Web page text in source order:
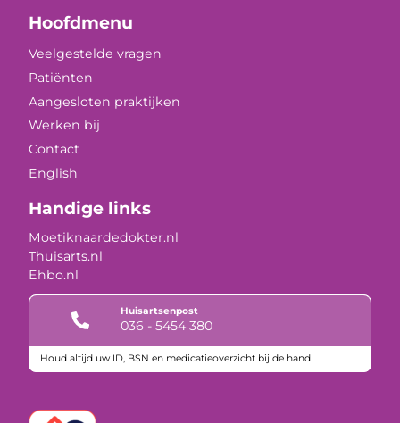
Hoofdmenu
Veelgestelde vragen
Patiënten
Aangesloten praktijken
Werken bij
Contact
English
Handige links
Moetiknaardedokter.nl
Thuisarts.nl
Ehbo.nl
Huisartsenpost
036 - 5454 380
Houd altijd uw ID, BSN en medicatieoverzicht bij de hand
Keurmerken